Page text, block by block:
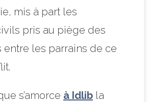
mis à part les
pris au piège des
entre les parrains de ce
s’amorce à Idlib la